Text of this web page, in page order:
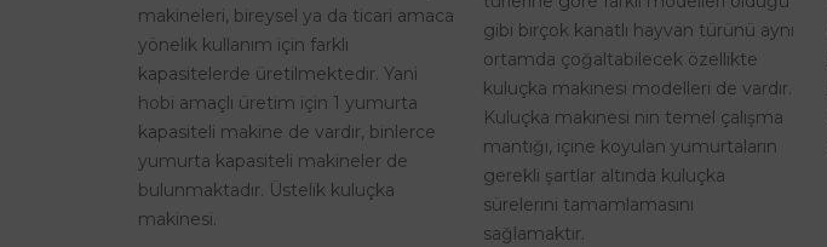
makineleri, bireysel ya da ticari amaca
yönelik kullanım için farklı
kapasitelerde üretilmektedir. Yani
hobi amaçlı üretim için 1 yumurta
kapasiteli makine de vardır, binlerce
yumurta kapasiteli makineler de
bulunmaktadır. Üstelik kuluçka
makinesi.
gibi birçok kanatlı hayvan türünü aynı
ortamda çoğaltabilecek özellikte
kuluçka makinesi modelleri de vardır.
Kuluçka makinesi nin temel çalışma
mantığı, içine koyulan yumurtaların
gerekli şartlar altında kuluçka
sürelerini tamamlamasını
sağlamaktır.